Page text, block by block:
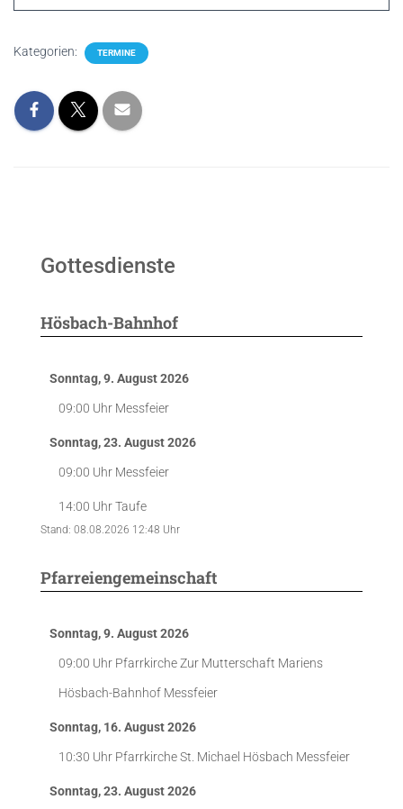
Kategorien: TERMINE
Gottesdienste
Hösbach-Bahnhof
Sonntag, 9. August 2026
09:00 Uhr Messfeier
Sonntag, 23. August 2026
09:00 Uhr Messfeier
14:00 UhrTaufe
Stand: 08.08.2026 12:48 Uhr
Pfarreiengemeinschaft
Sonntag, 9. August 2026
09:00 Uhr Pfarrkirche Zur Mutterschaft Mariens
Hösbach-Bahnhof Messfeier
Sonntag, 16. August 2026
10:30 Uhr Pfarrkirche St. Michael Hösbach Messfeier
Sonntag, 23. August 2026